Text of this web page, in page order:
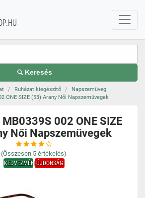
Keresés
Ruházat kiegészítő
Napszemüveg
ONE SIZE (53) Arany Női Napszemüvegek
002 ONE SIZE
Női Napszemüvegek
(Összesen 5 értékelés)
KEDVEZMÉNYÚJDONSÁG